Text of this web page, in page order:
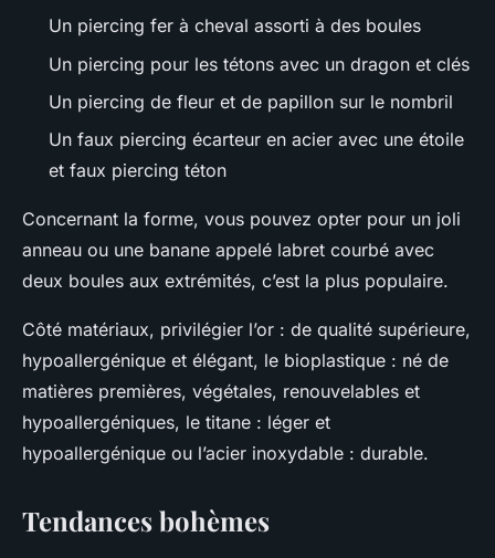
Un piercing fer à cheval assorti à des boules
Un piercing pour les tétons avec un dragon et clés
Un piercing de fleur et de papillon sur le nombril
Un faux piercing écarteur en acier avec une étoile
et faux piercing téton
Concernant la forme, vous pouvez opter pour un joli
anneau ou une banane appelé labret courbé avec
deux boules aux extrémités, c’est la plus populaire.
Côté matériaux, privilégier l’or : de qualité supérieure,
hypoallergénique et élégant, le bioplastique : né de
matières premières, végétales, renouvelables et
hypoallergéniques, le titane : léger et
hypoallergénique ou l’acier inoxydable : durable.
Tendances bohèmes